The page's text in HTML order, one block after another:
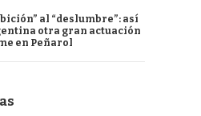
al “deslumbre”: así
otra gran actuación
en Peñarol